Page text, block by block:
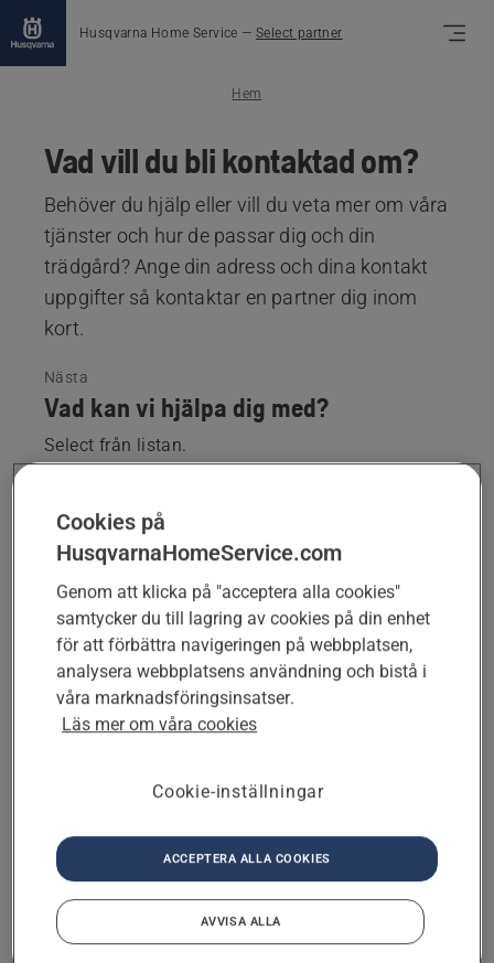
Husqvarna Home Service — Select partner
Hem
Vad vill du bli kontaktad om?
Behöver du hjälp eller vill du veta mer om våra
tjänster och hur de passar dig och din
trädgård? Ange din adress och dina kontakt
uppgifter så kontaktar en partner dig inom
kort.
Nästa
Vad kan vi hjälpa dig med?
Select från listan.
Select ämne
Nästa
På vilken adress vill du få råd eller
Nästa
Vad heter du och hur når vi dig?
Cookies på
HusqvarnaHomeService.com
Genom att klicka på "acceptera alla cookies"
samtycker du till lagring av cookies på din enhet
för att förbättra navigeringen på webbplatsen,
analysera webbplatsens användning och bistå i
våra marknadsföringsinsatser.
Läs mer om våra cookies
Cookie-inställningar
AVVISA ALLA
ACCEPTERA ALLA COOKIES